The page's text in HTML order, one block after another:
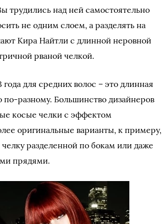
трудились над ней самостоятельно
не одним слоем, а разделять на
Кира Найтли с длинной неровной
рваной челкой.
для средних волос – это длинная
разному. Большинство дизайнеров
косые челки с эффектом
оригинальные варианты, к примеру,
разделенной по бокам или даже
прядями.